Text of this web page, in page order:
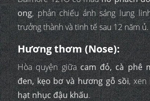
ong, phản chiếu ánh sáng lung
trưởng thành và tinh tế sau 12 năm ủ.
Hương thơm (Nose):
Hòa quyện giữacam đỏ, cà phê
đen, kẹo bơ và hương gỗ sồi,
hạt nhục đậu khấu.